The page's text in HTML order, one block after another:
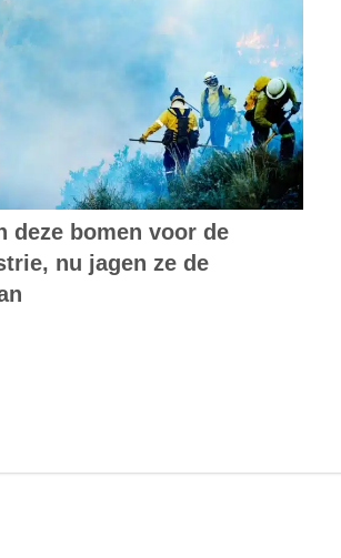
deze bomen voor de
nu jagen ze de